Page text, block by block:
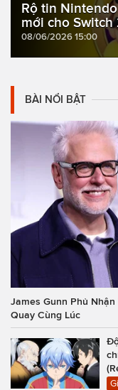
Rộ tin
mới cho Switch
08/06/2026 15:00
BÀI NỔI BẬT
James Gunn Phủ
Quay Cùng Lúc